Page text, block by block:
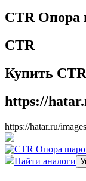
CTR Опора
CTR
Купить
https://
https://hatar.ru/
Найти аналоги